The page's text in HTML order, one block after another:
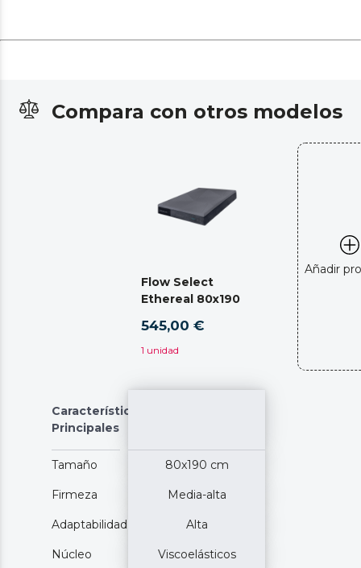
Compara con otros modelos
Flow Select
Ethereal 80x190
545,00 €
1 unidad
Añadir
Características
Principales
Tamaño 80x190 cm
Firmeza Media-alta
Adaptabilidad Alta
Núcleo Viscoelásticos